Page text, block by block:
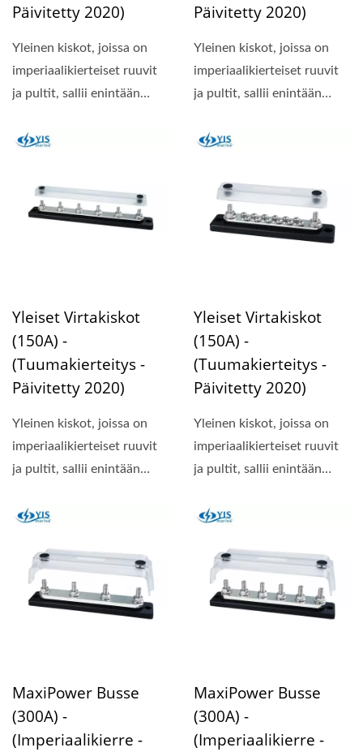
Päivitetty 2020)
Yleinen kiskot, joissa on
imperiaalikierteiset ruuvit
ja pultit, sallii enintään
Päivitetty 2020)
Yleinen kiskot, joissa on
imperiaalikierteiset ruuvit
ja pultit, sallii enintään
Yleiset Virtakiskot
(150A) -
(Tuumakierteitys -
Päivitetty 2020)
Yleinen kiskot, joissa on
imperiaalikierteiset ruuvit
ja pultit, sallii enintään
Yleiset Virtakiskot
(150A) -
(Tuumakierteitys -
Päivitetty 2020)
Yleinen kiskot, joissa on
imperiaalikierteiset ruuvit
ja pultit, sallii enintään
MaxiPower Busse
(300A) -
(Imperiaalikierre -
MaxiPower Busse
(300A) -
(Imperiaalikierre -